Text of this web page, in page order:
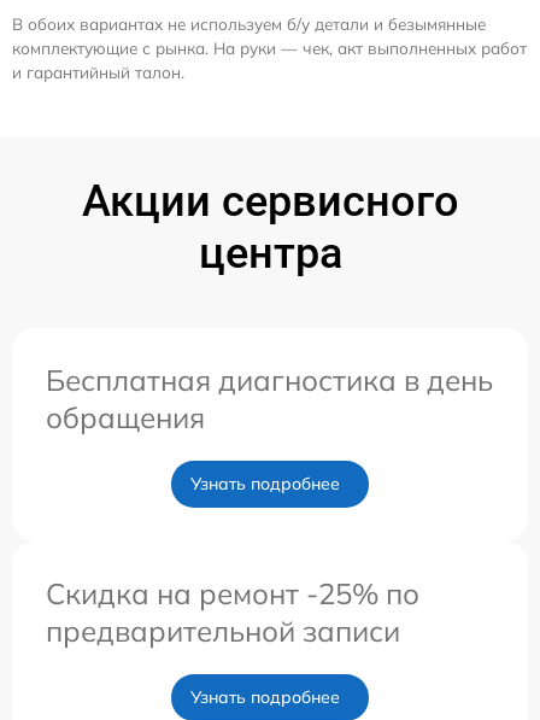
В обоих вариантах не используем б/у детали и безымянные
комплектующие с рынка. На руки — чек, акт выполненных работ
и гарантийный талон.
Акции сервисного
центра
Бесплатная диагностика в день
обращения
Узнать подробнее
Скидка на ремонт -25% по
предварительной записи
Узнать подробнее